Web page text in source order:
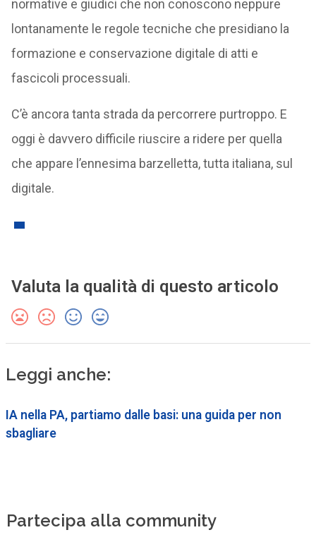
normative e giudici che non conoscono neppure
lontanamente le regole tecniche che presidiano la
formazione e conservazione digitale di atti e
fascicoli processuali.
C’è ancora tanta strada da percorrere purtroppo. E
oggi è davvero difficile riuscire a ridere per quella
che appare l’ennesima barzelletta, tutta italiana, sul
digitale.
Valuta la qualità di questo articolo
Leggi anche:
IA nella PA, partiamo dalle basi: una guida per non
sbagliare
Partecipa alla community